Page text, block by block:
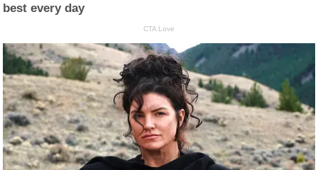
best every day
CTA Love